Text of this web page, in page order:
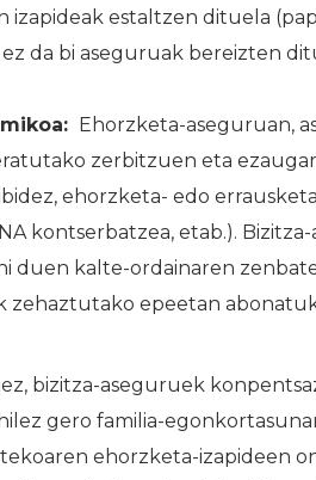
estaltzen dituela
da bi aseguruak bereizten
Ehorzketa-aseguruan,
zerbitzuen eta
ehorzketa- edo
kontserbatzea, etab.).
duen kalte-ordainaren
zehaztutako epeetan
bizitza-aseguruek
gero familia-
ehorzketa-izapideen